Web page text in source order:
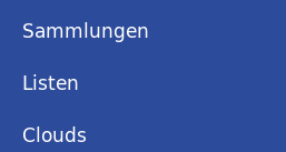
Sammlungen
Listen
Clouds